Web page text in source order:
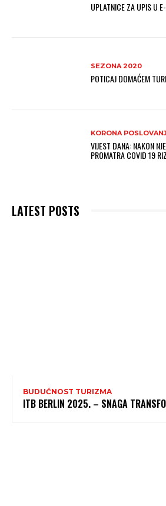
UPLATNICE ZA UPIS U
SEZONA 2020
POTICAJ DOMAĆEM
KORONA
VIJEST DANA: NAKON
PROMATRA COVID 19
LATEST POSTS
BUDUĆNOST TURIZMA
ITB BERLIN 2025. – SNAGA